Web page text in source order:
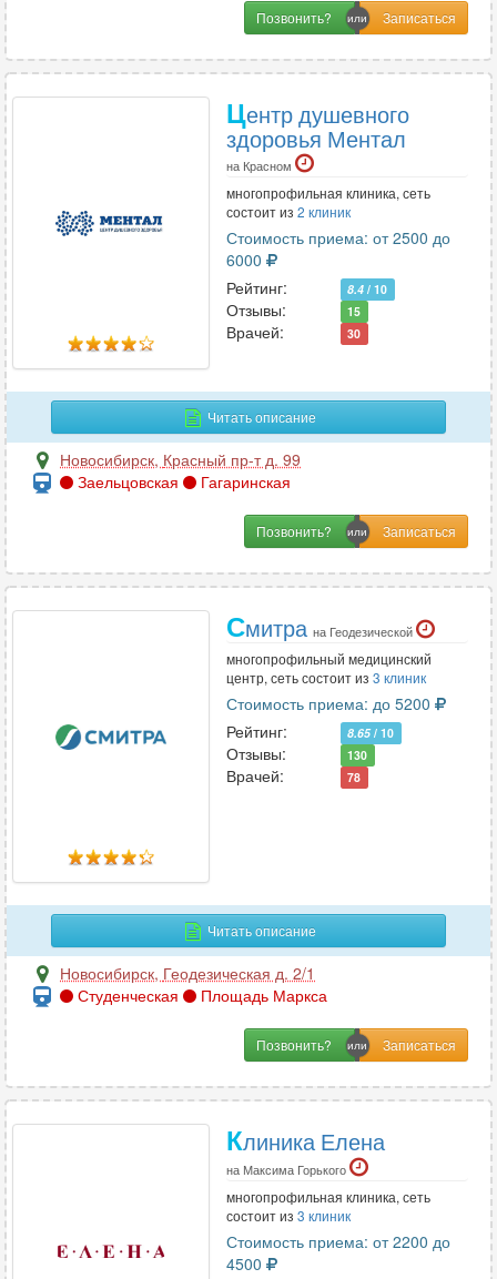
Позвонить?
Центр душевного
здоровья Ментал
на Красном
многопрофильная клиника, сеть
состоит из 2 клиник
Стоимость приема: от 2500 до
6000
Рейтинг:
8.4 / 10
Отзывы: 15
Врачей: 30
Читать описание
Новосибирск, Красный пр-т д. 99
Заельцовская
Гагаринская
Позвонить?
Смитра на Геодезической
многопрофильный медицинский
центр, сеть состоит из 3 клиник
Стоимость приема: до 5200
Рейтинг:
8.65/ 10
Отзывы: 130
Врачей: 78
Читать описание
Новосибирск, Геодезическая д. 2/1
Студенческая
Площадь Маркса
Позвонить?
Клиника Елена
на Максима Горького
многопрофильная клиника, сеть
состоит из 3 клиник
Стоимость приема: от 2200 до
4500